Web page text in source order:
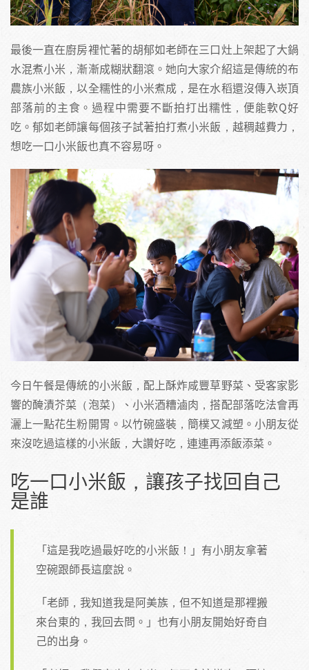
最後一直在廚房裡忙著的胡郁如老師在三口灶上架起了大鍋
水混煮小米，漸漸成糊狀翻滾。她向大家介紹這是傳統的布
農族小米飯，以全糯性的小米煮成，是在水稻還沒傳入崁頂
部落前的主食。過程中需要不斷拍打出糯性，便能軟Q好
吃。郁如老師讓每個孩子試著拍打煮小米飯，越稠越費力，
想吃一口小米飯也真不容易呀。
今日午餐是傳統的小米飯，配上酥炸咸豐草野菜、受客家影
響的醃漬芥菜（泡菜）、小米酒糟滷肉，搭配部落吃法會再
灑上一點花生粉開胃。以竹碗盛裝，簡樸又減塑。小朋友從
來沒吃過這樣的小米飯，大讚好吃，連連再添飯添菜。
吃一口小米飯，讓孩子找回自己
是誰
「這是我吃過最好吃的小米飯！」有小朋友拿著
空碗跟師長這麼說。
「老師，我知道我是阿美族，但不知道是那裡搬
來台東的，我回去問。」也有小朋友開始好奇自
己的出身。